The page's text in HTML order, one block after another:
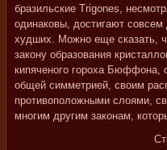
бразильские Trigones,
одинаковы, достигают совсем
худших. Можно еще сказать,
закону образования
кипяченого гороха Бюффона,
общей симметрией, своим
противоположными слоями,
многим другим законам,